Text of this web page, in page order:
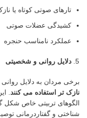
تارهای صوتی کوتاه یا
کشیدگی عضلات صوتی
عملکرد نامناسب حنجره
دلایل روانی و شخصیتی
برخی مردان به دلایل
نازک تر استفاده می کنند .
الگوهای تربیتی خاص شکل
شناختی و گفتاردرمانی